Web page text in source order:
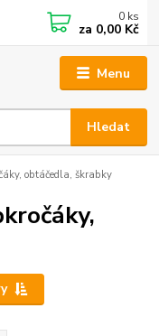
Menu
Hledat
0 ks
za 0,00 Kč
obtáčedla, škrabky